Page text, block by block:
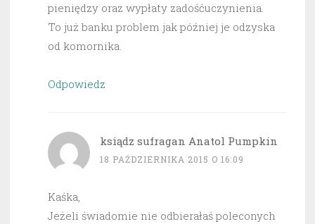
pieniędzy oraz wypłaty zadośćuczynienia.
To już banku problem jak później je odzyska
od komornika.
Odpowiedz
ksiądz sufragan Anatol Pumpkin
18 PAŹDZIERNIKA 2015 O 16:09
Kaśka,
Jeżeli świadomie nie odbierałaś poleconych